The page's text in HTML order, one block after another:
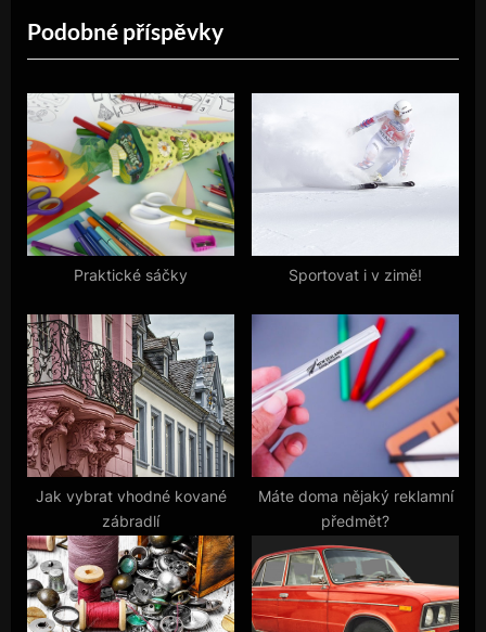
příspěvek
v
i
o
u
s
P
o
s
t
P
Podobné příspěvky
Praktické sáčky Sportovat i v zimě!
Jak vybrat vhodné kované
zábradlí
Máte doma nějaký reklamní
předmět?